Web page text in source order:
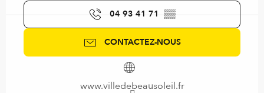
04 93 41 71 ▒▒
CONTACTEZ-NOUS
www.villedebeausoleil.fr